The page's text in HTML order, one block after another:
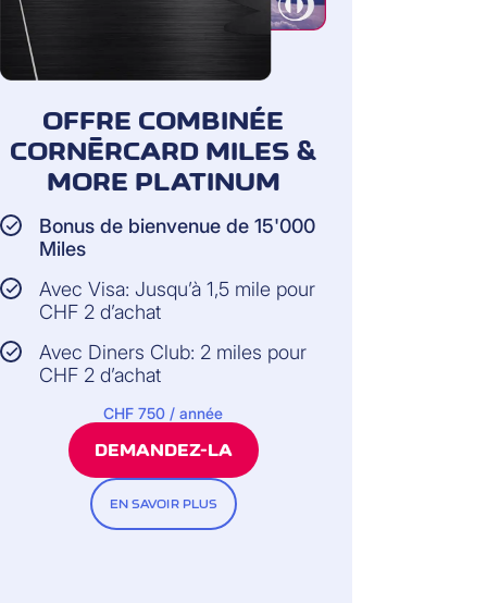
OFFRE COMBINÉE
CORNÈRCARD MILES &
MORE PLATINUM
Bonus de bienvenue de 15'000
Miles
Avec Visa: Jusqu’à 1,5 mile pour
CHF 2 d’achat
Avec Diners Club: 2 miles pour
CHF 2 d’achat
CHF 750 / année
DEMANDEZ-LA
EN SAVOIR PLUS